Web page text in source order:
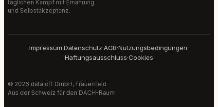
täglichen Kampf mit Ernährung
und Selbstakzeptanz.
Impressum·Datenschutz·AGB·Nutzungsbedingungen·
Haftungsausschluss·Cookies
© 2026 dataloft GmbH, Frauenfeld
Aus der Schweiz für den DACH-Raum